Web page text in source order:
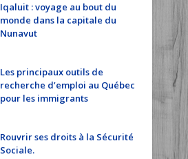
Iqaluit : voyage au bout du
monde dans la capitale du
Nunavut
Les principaux outils de
recherche d’emploi au Québec
pour les immigrants
Rouvrir ses droits à la Sécurité
Sociale.